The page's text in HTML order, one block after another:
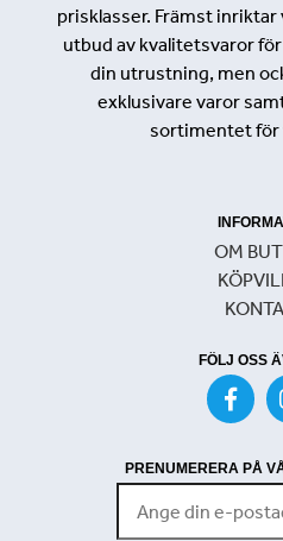
prisklasser. Främst
utbud av kvalitetsvaror
din utrustning, men
exklusivare varor
sortimentet för
OM
FÖLJ OSS
PRENUMERERA PÅ